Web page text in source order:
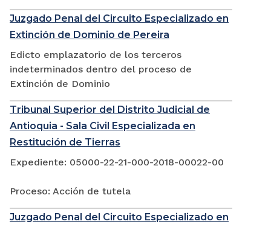
Juzgado Penal del Circuito Especializado en
Extinción de Dominio de Pereira
Edicto emplazatorio de los terceros
indeterminados dentro del proceso de
Extinción de Dominio
Tribunal Superior del Distrito Judicial de
Antioquia - Sala Civil Especializada en
Restitución de Tierras
Expediente: 05000-22-21-000-2018-00022-00
Proceso: Acción de tutela
Juzgado Penal del Circuito Especializado en